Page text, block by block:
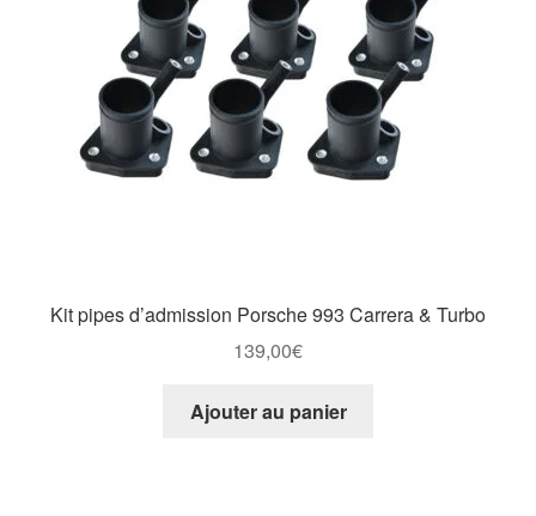
Kit pipes d’admission Porsche 993 Carrera & Turbo
139,00€
Ajouter au panier